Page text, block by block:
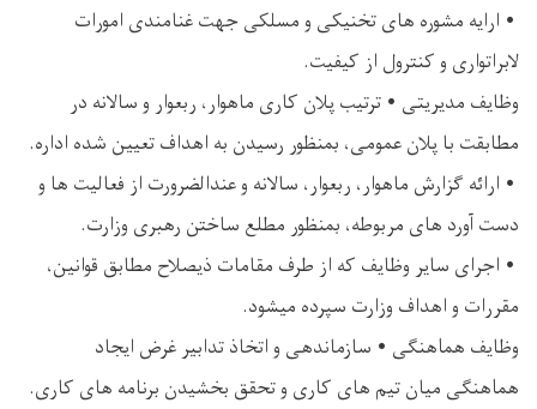
• ارایه مشوره های تخنیکی و مسلکی جهت غنامندی امورات
لابراتواری و کنترول از کیفیت.
وظایف مدیریتی • ترتیب پلان کاری ماهوار، ربعوار و سالانه در
مطابقت با پلان عمومی، بمنظور رسیدن به اهداف تعیین شده اداره.
• ارائه گزارش ماهوار، ربعوار، سالانه و عندالضرورت از فعالیت ها و
دست آورد های مربوطه، بمنظور مطلع ساختن رهبری وزارت.
• اجرای سایر وظایف که از طرف مقامات ذیصلاح مطابق قوانین،
مقررات و اهداف وزارت سپرده میشود.
وظایف هماهنگی • سازماندهی و اتخاذ تدابیر غرض ایجاد
هماهنګی میان تیم های کاری و تحقق بخشیدن برنامه های کاری.